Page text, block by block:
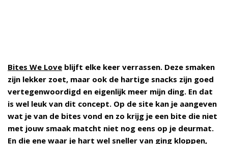
Bites We Love blijft elke keer verrassen. Deze smaken
zijn lekker zoet, maar ook de hartige snacks zijn goed
vertegenwoordigd en eigenlijk meer mijn ding. En dat
is wel leuk van dit concept. Op de site kan je aangeven
wat je van de bites vond en zo krijg je een bite die niet
met jouw smaak matcht niet nog eens op je deurmat.
En die ene waar je hart wel sneller van ging kloppen,